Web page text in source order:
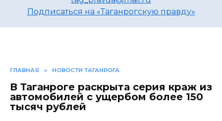
Подписаться на «Таганрогскую правду»
ГЛАВНАЯ » НОВОСТИ ТАГАНРОГА
В Таганроге раскрыта серия краж из
автомобилей с ущербом более 150
тысяч рублей